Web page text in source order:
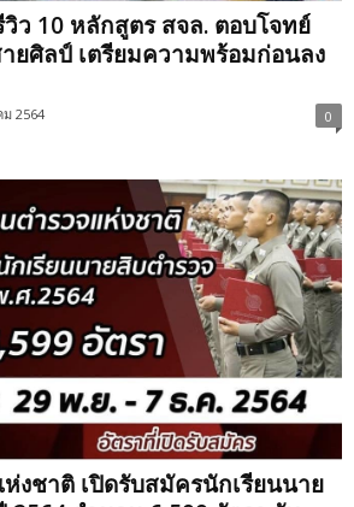
วิว 10 หลักสูตร สจล. ตอบโจทย์
ยศิลป์ เตรียมความพร้อมก่อนลง
2564 0
งชาติ เปิดรับสมัครนักเรียนนาย